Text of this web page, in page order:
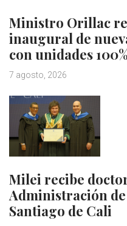
Ministro Orillac
inaugural de
con unidades
7 agosto, 2026
Milei recibe
Administración
Santiago de Cali